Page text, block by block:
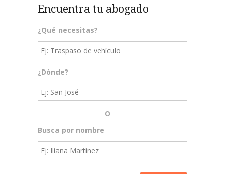
Encuentra tu abogado
¿Qué necesitas?
¿Dónde?
O
Busca por nombre